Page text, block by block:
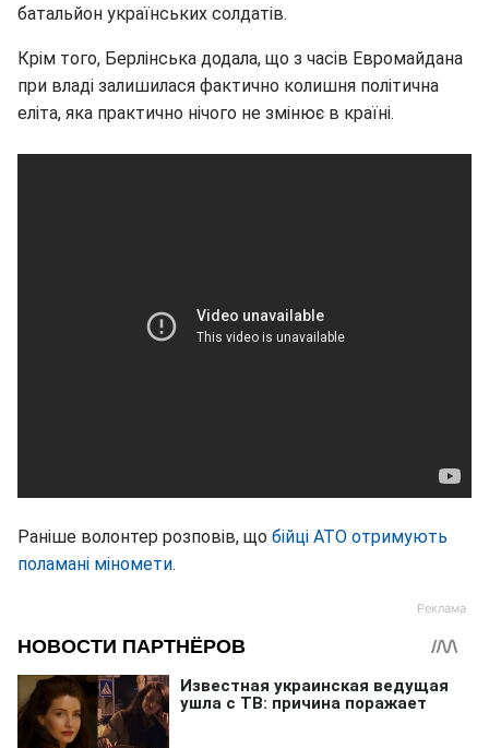
батальйон українських солдатів.
Крім того, Берлінська додала, що з часів Евромайдана
при владі залишилася фактично колишня політична
еліта, яка практично нічого не змінює в країні.
Раніше волонтер розповів, що бійці АТО отримують
поламані міномети.